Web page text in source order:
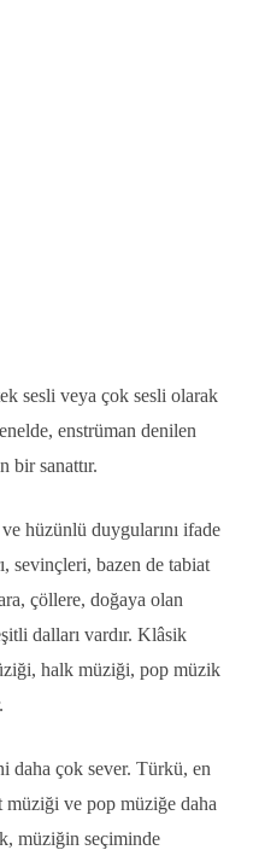
sesli veya çok sesli olarak
enstrüman denilen
bir sanattır.
hüzünlü duygularını ifade
sevinçleri, bazen de tabiat
çöllere, doğaya olan
dalları vardır. Klâsik
halk müziği, pop müzik
daha çok sever. Türkü, en
müziği ve pop müziğe daha
müziğin seçiminde